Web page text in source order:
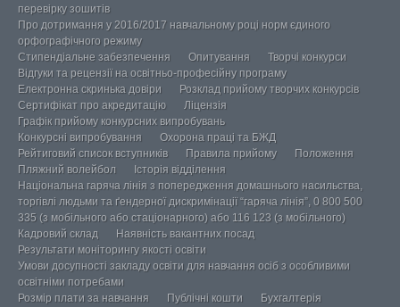
перевірку зошитів
Про дотримання у 2016/2017 навчальному році норм єдиного
орфографічного режиму
Стипендіальне забезпечення
Опитування
Творчі конкурси
Відгуки та рецензії на освітньо-професійну програму
Електронна скринька довіри
Розклад прийому творчих конкурсів
Сертифікат про акредитацію
Ліцензія
Графік прийому конкурсних випробувань
Конкурсні випробування
Охорона праці та БЖД
Рейтиговий список вступників
Правила прийому
Положення
Пляжний волейбол
Історія відділення
Національна гаряча лінія з попередження домашнього насильства,
торгівлі людьми та ґендерної дискримінації “гаряча лінія”, 0 800 500
335 (з мобільного або стаціонарного) або 116 123 (з мобільного)
Кадровий склад
Наявність вакантних посад
Результати моніторингу якості освіти
Умови досупності закладу освіти для навчання осіб з особливими
освітніми потребами
Розмір плати за навчання
Публічні кошти
Бухгалтерія